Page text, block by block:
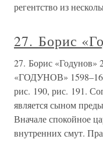
регентство из
27. Борис
27. Борис
«ГОДУНОВ»
рис. 190, рис. 191.
является сыном
Вначале спокойное
внутренних смут.